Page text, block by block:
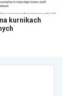
kurnikach